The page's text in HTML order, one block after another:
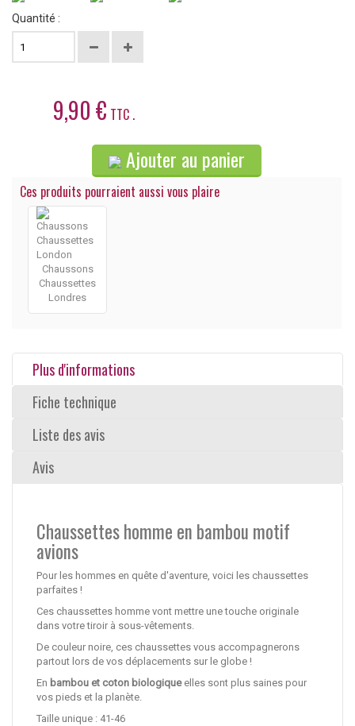
Quantité :
9,90 € TTC .
Ajouter au panier
Ces produits pourraient aussi vous plaire
Chaussons
Chaussettes
Londres
Plus d'informations
Fiche technique
Liste des avis
Avis
Chaussettes homme en bambou motif
avions
Pour les hommes en quête d'aventure, voici les chaussettes
parfaites !
Ces chaussettes homme vont mettre une touche originale
dans votre tiroir à sous-vêtements.
De couleur noire, ces chaussettes vous accompagnerons
partout lors de vos déplacements sur le globe !
En bambou et coton biologiqueelles sont plus saines pour
vos pieds et la planète.
Taille unique : 41-46